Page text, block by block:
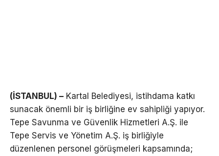
(İSTANBUL) – Kartal Belediyesi, istihdama katkı
sunacak önemli bir iş birliğine ev sahipliği yapıyor.
Tepe Savunma ve Güvenlik Hizmetleri A.Ş. ile
Tepe Servis ve Yönetim A.Ş. iş birliğiyle
düzenlenen personel görüşmeleri kapsamında;